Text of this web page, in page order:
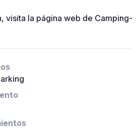
visita la página web de Camping-